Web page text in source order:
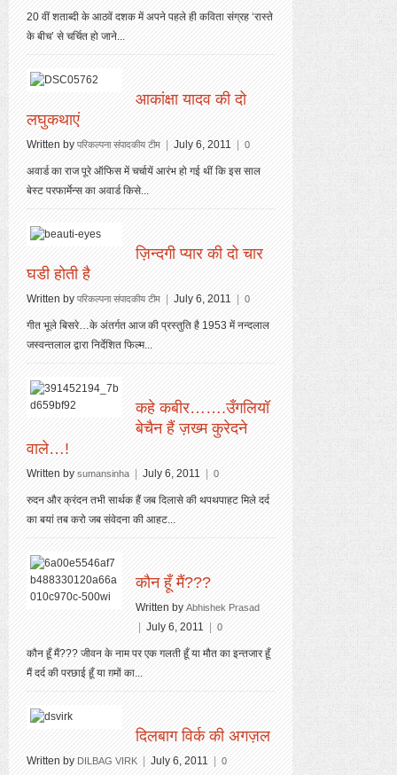
20 वीं शताब्दी के आठवें दशक में अपने पहले ही कविता संग्रह ‘रास्ते
के बीच’ से चर्चित हो जाने...
आकांक्षा यादव की दो
लघुकथाएं
Written byपरिकल्पना संपादकीय टीम July 6, 2011 0
अवार्ड का राज पूरे ऑफिस में चर्चायें आरंभ हो गई थीं कि इस साल
बेस्ट परफार्मेन्स का अवार्ड किसे...
ज़िन्दगी प्यार की दो चार
घडी होती है
Written by परिकल्पना संपादकीय टीम July 6, 2011 0
गीत भूले बिसरे…के अंतर्गत आज की प्रस्तुति है 1953 में नन्दलाल
जस्वन्तलाल द्वारा निर्देशित फिल्म...
कहे कबीर…….उँगलियॉ
बेचैन हैं ज़ख्म कुरेदने
वाले…!
Written by sumansinha July 6, 2011 0
रुदन और क्रंदन तभी सार्थक हैं जब दिलासे की थपथपाहट मिले दर्द
का बयां तब करो जब संवेदना की आहट...
कौन हूँ मैं???
Written by Abhishek Prasad
July 6, 2011 0
कौन हूँ मैं??? जीवन के नाम पर एक गलती हूँ या मौत का इन्तजार हूँ
मैं दर्द की परछाई हूँ या ग़मों का...
दिलबाग विर्क की अगज़ल
Written by DILBAG VIRK July 6, 2011 0